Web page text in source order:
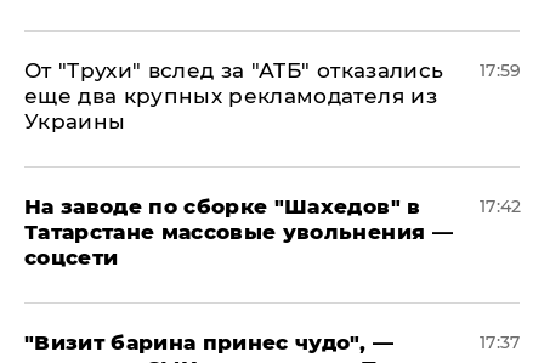
От "Трухи" вслед за "АТБ" отказались
еще два крупных рекламодателя из
Украины
17:59
На заводе по сборке "Шахедов" в
Татарстане массовые увольнения —
соцсети
17:42
"Визит барина принес чудо", —
17:37